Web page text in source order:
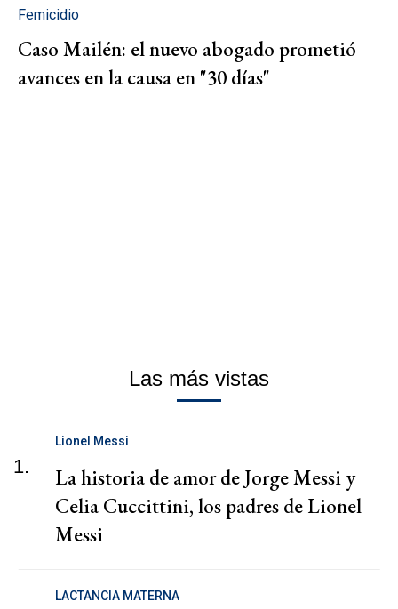
Femicidio
Caso Mailén: el nuevo abogado prometió
avances en la causa en "30 días"
Las más vistas
1.
Lionel Messi
La historia de amor de Jorge Messi y
Celia Cuccittini, los padres de Lionel
Messi
LACTANCIA MATERNA